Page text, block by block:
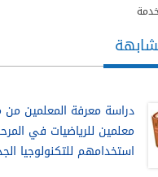
دراسة معرفة المعلمين
معلمين للرياضيات في
استخدامهم للتكنولوجيا